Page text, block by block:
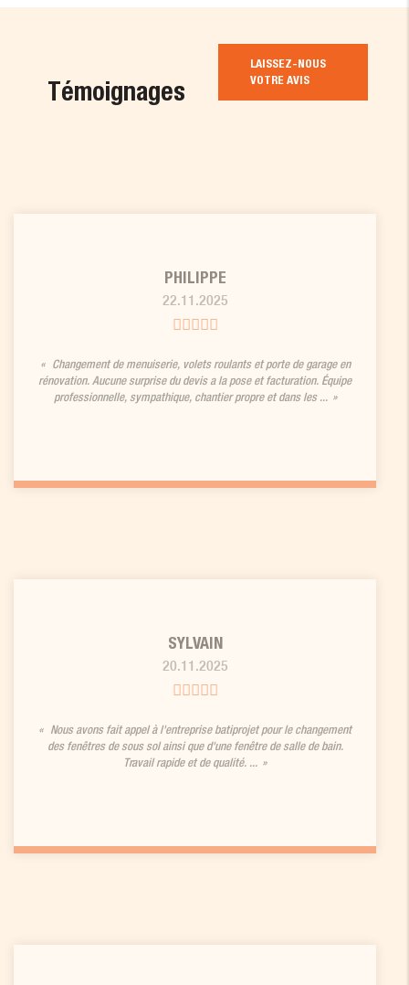
Témoignages
LAISSEZ-NOUS
VOTRE AVIS
PHILIPPE
22.11.2025
Changement de menuiserie, volets roulants et porte de garage en
rénovation. Aucune surprise du devis a la pose et facturation. Équipe
professionnelle, sympathique, chantier propre et dans les ...
SYLVAIN
20.11.2025
Nous avons fait appel à l'entreprise batiprojet pour le changement
des fenêtres de sous sol ainsi que d'une fenêtre de salle de bain.
Travail rapide et de qualité. ...